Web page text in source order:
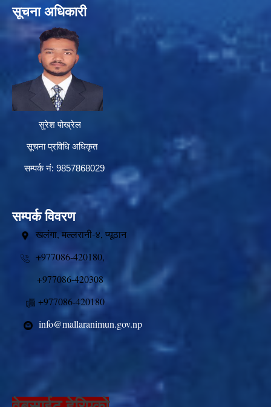
सूचना अधिकारी
सुरेश पोख्रेल
सूचना प्रविधि अधिकृत
सम्पर्क नं: 9857868029
सम्पर्क विवरण
खलंगा, मल्लरानी-४, प्यूठान
+977086-420180,
+977086-420308
+977086-420180
info@mallaranimun.gov.np